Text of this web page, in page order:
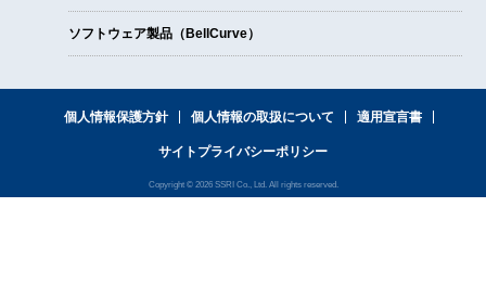
ソフトウェア製品（BellCurve）
個人情報保護方針 個人情報の取扱について 適用宣言書
サイトプライバシーポリシー
Copyright © 2026 SSRI Co., Ltd. All rights reserved.